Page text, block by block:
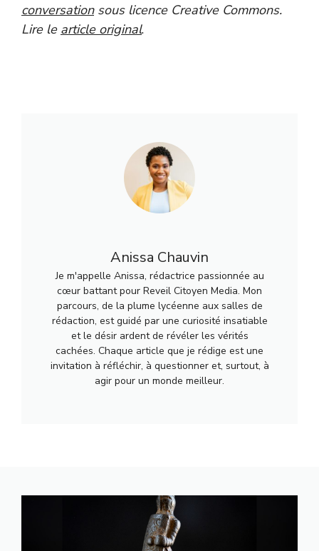
conversationsous licence Creative Commons.
Lire le article original.
Anissa Chauvin
Je m'appelle Anissa, rédactrice passionnée au
cœur battant pour Reveil Citoyen Media. Mon
parcours, de la plume lycéenne aux salles de
rédaction, est guidé par une curiosité insatiable
et le désir ardent de révéler les vérités
cachées. Chaque article que je rédige est une
invitation à réfléchir, à questionner et, surtout, à
agir pour un monde meilleur.